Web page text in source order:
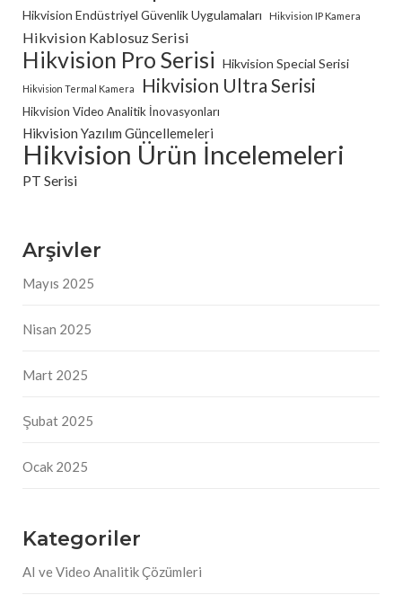
Hikvision Endüstriyel Güvenlik Uygulamaları Hikvision IP Kamera
Hikvision Kablosuz Serisi
Hikvision Pro Serisi Hikvision Special Serisi
Hikvision Termal Kamera Hikvision Ultra Serisi
Hikvision Video Analitik İnovasyonları
Hikvision Yazılım Güncellemeleri
Hikvision Ürün İncelemeleri
PT Serisi
Arşivler
Mayıs 2025
Nisan 2025
Mart 2025
Şubat 2025
Ocak 2025
Kategoriler
AI ve Video Analitik Çözümleri